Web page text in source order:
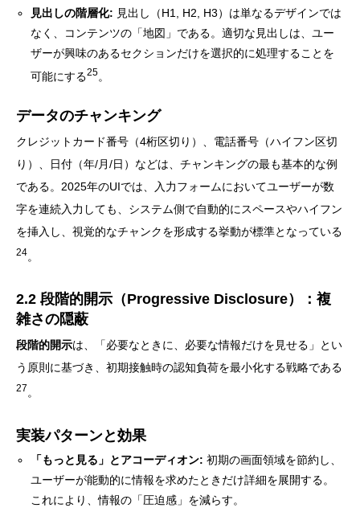
見出しの階層化: 見出し（H1, H2, H3）は単なるデザインでは
なく、コンテンツの「地図」である。適切な見出しは、ユー
ザーが興味のあるセクションだけを選択的に処理することを
可能にする25。
データのチャンキング
クレジットカード番号（4桁区切り）、電話番号（ハイフン区切
り）、日付（年/月/日）などは、チャンキングの最も基本的な例
である。2025年のUIでは、入力フォームにおいてユーザーが数
字を連続入力しても、システム側で自動的にスペースやハイフン
を挿入し、視覚的なチャンクを形成する挙動が標準となっている
24。
2.2 段階的開示（Progressive Disclosure）：複
雑さの隠蔽
段階的開示は、「必要なときに、必要な情報だけを見せる」とい
う原則に基づき、初期接触時の認知負荷を最小化する戦略である
27 。
実装パターンと効果
「もっと見る」とアコーディオン: 初期の画面領域を節約し、
ユーザーが能動的に情報を求めたときだけ詳細を展開する。
これにより、情報の「圧迫感」を減らす。